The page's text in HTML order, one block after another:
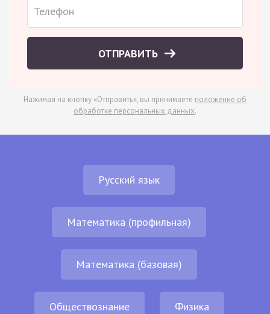
ОТПРАВИТЬ
Нажимая на кнопку «Отправить», вы принимаете положение об
обработке персональных данных.
Русский язык
Математика (профильная)
Математика (базовая)
Обществознание Физика